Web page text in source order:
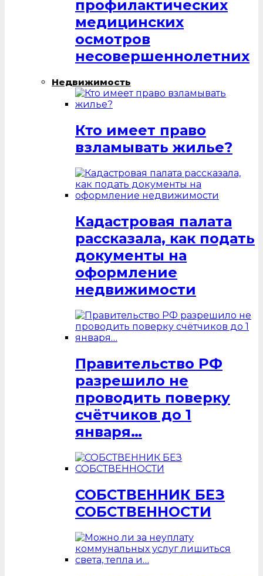
профилактических
медицинских
осмотров
несовершеннолетних
Недвижимость
Кто имеет право
взламывать жилье?
Кадастровая палата
рассказала, как подать
документы на
оформление
недвижимости
Правительство РФ
разрешило не
проводить поверку
счётчиков до 1
января…
СОБСТВЕННИК БЕЗ
СОБСТВЕННОСТИ